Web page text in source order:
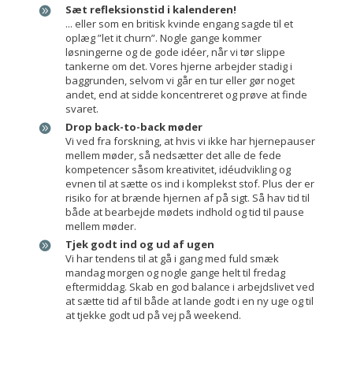
Sæt refleksionstid i kalenderen!
... eller som en britisk kvinde engang sagde til et
oplæg ”let it churn”. Nogle gange kommer
løsningerne og de gode idéer, når vi tør slippe
tankerne om det. Vores hjerne arbejder stadig i
baggrunden, selvom vi går en tur eller gør noget
andet, end at sidde koncentreret og prøve at finde
svaret.
Drop back-to-back møder
Vi ved fra forskning, at hvis vi ikke har hjernepauser
mellem møder, så nedsætter det alle de fede
kompetencer såsom kreativitet, idéudvikling og
evnen til at sætte os ind i komplekst stof. Plus der er
risiko for at brænde hjernen af på sigt. Så hav tid til
både at bearbejde mødets indhold og tid til pause
mellem møder.
Tjek godt ind og ud af ugen
Vi har tendens til at gå i gang med fuld smæk
mandag morgen og nogle gange helt til fredag
eftermiddag. Skab en god balance i arbejdslivet ved
at sætte tid af til både at lande godt i en ny uge og til
at tjekke godt ud på vej på weekend.